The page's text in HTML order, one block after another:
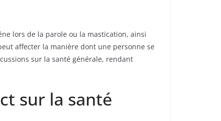
lors de la parole ou la mastication, ainsi
affecter la manière dont une personne se
sur la santé générale, rendant
sur la santé